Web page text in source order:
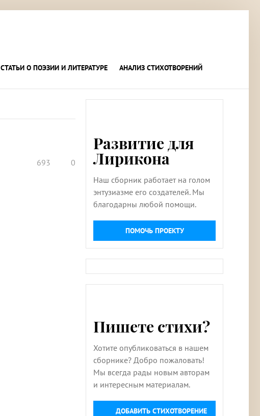
СТАТЬИ О ПОЭЗИИ И ЛИТЕРАТУРЕ АНАЛИЗ СТИХОТВОРЕНИЙ
693 0
Развитие для
Лирикона
Наш сборник работает на голом
энтузиазме его создателей. Мы
благодарны любой помощи.
ПОМОЧЬ ПРОЕКТУ
Пишете стихи?
Хотите опубликоваться в нашем
сборнике? Добро пожаловать!
Мы всегда рады новым авторам
и интересным материалам.
ДОБАВИТЬ СТИХОТВОРЕНИЕ